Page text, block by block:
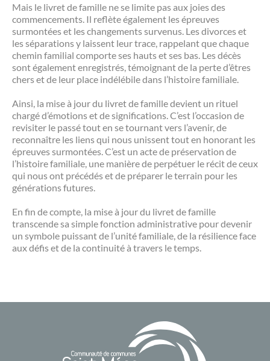
Mais le livret de famille ne se limite pas aux joies des
commencements. Il reflète également les épreuves
surmontées et les changements survenus. Les divorces et
les séparations y laissent leur trace, rappelant que chaque
chemin familial comporte ses hauts et ses bas. Les décès
sont également enregistrés, témoignant de la perte d’êtres
chers et de leur place indélébile dans l’histoire familiale.
Ainsi, la mise à jour du livret de famille devient un rituel
chargé d’émotions et de significations. C’est l’occasion de
revisiter le passé tout en se tournant vers l’avenir, de
reconnaître les liens qui nous unissent tout en honorant les
épreuves surmontées. C’est un acte de préservation de
l’histoire familiale, une manière de perpétuer le récit de ceux
qui nous ont précédés et de préparer le terrain pour les
générations futures.
En fin de compte, la mise à jour du livret de famille
transcende sa simple fonction administrative pour devenir
un symbole puissant de l’unité familiale, de la résilience face
aux défis et de la continuité à travers le temps.